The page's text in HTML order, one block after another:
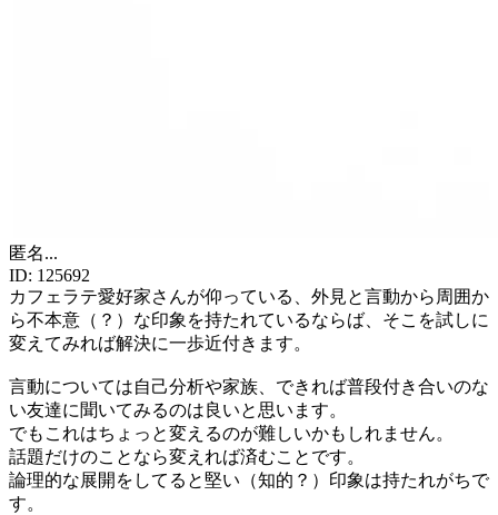
匿名...
ID: 125692
カフェラテ愛好家さんが仰っている、外見と言動から周囲か
ら不本意（？）な印象を持たれているならば、そこを試しに
変えてみれば解決に一歩近付きます。
言動については自己分析や家族、できれば普段付き合いのな
い友達に聞いてみるのは良いと思います。
でもこれはちょっと変えるのが難しいかもしれません。
話題だけのことなら変えれば済むことです。
論理的な展開をしてると堅い（知的？）印象は持たれがちで
す。